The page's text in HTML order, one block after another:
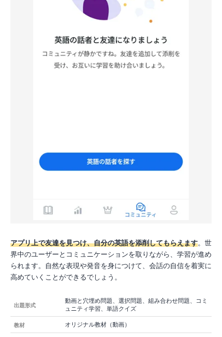
アプリ上で友達を見つけ、自分の英語を添削してもらえます。世
界中のユーザーとコミュニケーションを取りながら、学習が進め
られます。自然な表現や発音を身につけて、会話の自信を着実に
高めていくことができるでしょう。
出題形式
動画と穴埋め問題、選択問題、組み合わせ問題、コミ
ュニティ学習、単語クイズ
教材 オリジナル教材（動画）